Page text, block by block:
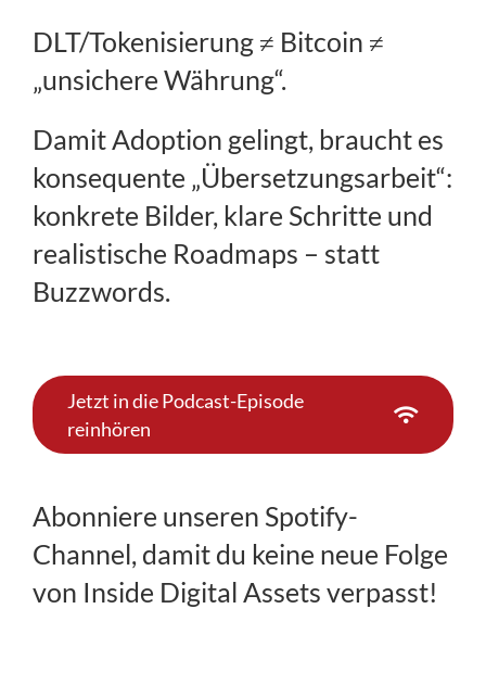
DLT/Tokenisierung ≠ Bitcoin ≠
„unsichere Währung“.
Damit Adoption gelingt, braucht es
konsequente „Übersetzungsarbeit“:
konkrete Bilder, klare Schritte und
realistische Roadmaps – statt
Buzzwords.
Jetzt in die Podcast-Episode
reinhören
Abonniere unseren Spotify-
Channel, damit du keine neue Folge
von Inside Digital Assets verpasst!